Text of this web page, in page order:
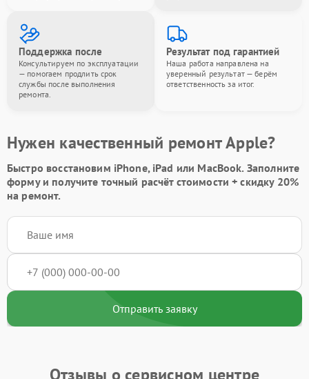
Поддержка после
Консультируем по эксплуатации
— помогаем продлить срок
службы после выполнения
ремонта.
Результат под гарантией
Наша работа направлена на
уверенный результат — берём
ответственность за итог.
Нужен качественный ремонт Apple?
Быстро восстановим iPhone, iPad или MacBook. Заполните
формуи получите точный расчёт стоимости +скидку 20%
на ремонт.
Отправить заявку
Отзывы о сервисном центре